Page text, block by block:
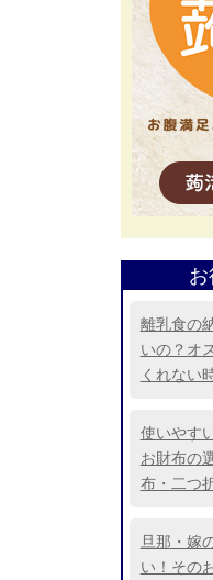
離乳食の
いの？オ
くれない
使いやす
お財布の
布・二つ
旦那・嫁
い！その